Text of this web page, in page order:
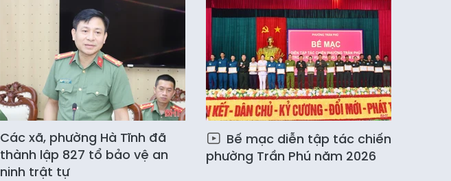
Các xã, phường Hà Tĩnh đã
thành lập 827 tổ bảo vệ an
ninh trật tự
Bế mạc diễn tập tác chiến
phường Trần Phú năm 2026